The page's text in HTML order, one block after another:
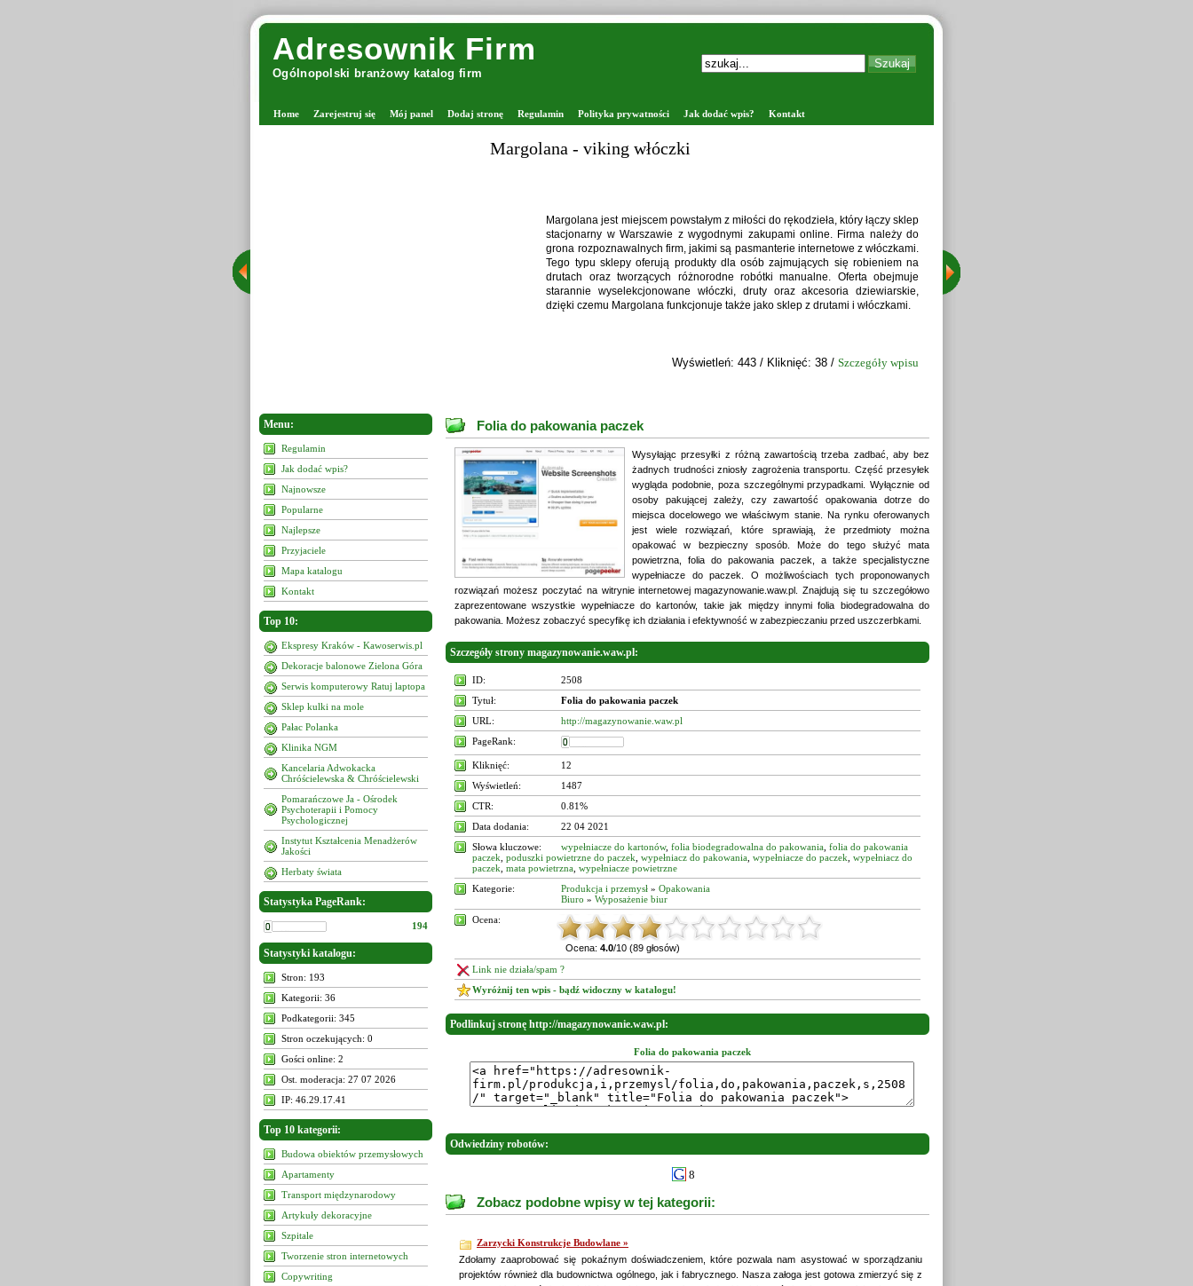
Adresownik Firm
Ogólnopolski branżowy katalog firm
Home Zarejestruj się Mój panel Dodaj stronę Regulamin Polityka prywatności Jak dodać wpis? Kontakt
Zaprawiarki do nasion - FORTPOL
Spółka Fortpol to autoryzowany dystrybutor Petkus Technologie w Polsce,
oferujący pełne wsparcie dla rolnictwa w zakresie czyszczenia i
magazynowania ziarna. W naszej ofercie znajdują się nowoczesne maszyny,
takie jak kłosownik, wialnia Petkus, suszarnie do zbóż, zaprawiarki do nasion
oraz silosy Petkus. Dostarczamy również sita do zbóż, umożliwiając pełne
wyposażenie ciągów produkcyjnych. Zajmujemy się projektowaniu, montażu i
serwisie urządzeń, dopasowując rozwiązania do wymagań klientów.
Wyświetleń: 365 / Kliknięć: 42 /Szczegóły wpisu
Menu:
Regulamin
Jak dodać wpis?
Najnowsze
Popularne
Najlepsze
Przyjaciele
Mapa katalogu
Kontakt
Top 10:
Ekspresy Kraków - Kawoserwis.pl
Dekoracje balonowe Zielona Góra
Serwis komputerowy Ratuj laptopa
Sklep kulki na mole
Pałac Polanka
Klinika NGM
Kancelaria Adwokacka
Chróścielewska & Chróścielewski
Pomarańczowe Ja - Ośrodek
Psychoterapii i Pomocy
Psychologicznej
Instytut Kształcenia Menadżerów
Jakości
Herbaty świata
Statystyka PageRank:
194
Statystyki katalogu:
Stron: 193
Kategorii: 36
Podkategorii: 345
Stron oczekujących: 0
Gości online: 2
Ost. moderacja: 27 07 2026
IP: 46.29.17.41
Top 10 kategorii:
Budowa obiektów przemysłowych
Apartamenty
Transport międzynarodowy
Artykuły dekoracyjne
Szpitale
Tworzenie stron internetowych
Copywriting
Folia do pakowania paczek
Wysyłając przesyłki z różną zawartością trzeba zadbać, aby bez
żadnych trudności zniosły zagrożenia transportu. Część przesyłek
wygląda podobnie, poza szczególnymi przypadkami. Wyłącznie od
osoby pakującej zależy, czy zawartość opakowania dotrze do
miejsca docelowego we właściwym stanie. Na rynku oferowanych
jest wiele rozwiązań, które sprawiają, że przedmioty można
opakować w bezpieczny sposób. Może do tego służyć mata
powietrzna, folia do pakowania paczek, a także specjalistyczne
wypełniacze do paczek. O możliwościach tych proponowanych
rozwiązań możesz poczytać na witrynie internetowej magazynowanie.waw.pl. Znajdują się tu szczegółowo
zaprezentowane wszystkie wypełniacze do kartonów, takie jak między innymi folia biodegradowalna do
pakowania. Możesz zobaczyć specyfikę ich działania i efektywność w zabezpieczaniu przed uszczerbkami.
Szczegóły strony magazynowanie.waw.pl:
ID:
2508
Tytuł:
Folia do pakowania paczek
URL:
http://magazynowanie.waw.pl
PageRank:
Kliknięć:
12
Wyświetleń:
1487
CTR:
0.81%
Data dodania:
22 04 2021
Słowa kluczowe:
wypełniacze do kartonów, folia biodegradowalna do pakowania folia do pakowania
paczek poduszki powietrzne do paczek wypełniacz do pakowania wypełniacze do paczek wypełniacz do
paczek mata powietrzna wypełniacze powietrzne
Kategorie:
Produkcja i przemysł » Opakowania
Biuro » Wyposażenie biur
Ocena:
Ocena: 4.0/10 (89 głosów)
Link nie działa/spam ?
Wyróżnij ten wpis - bądź widoczny w katalogu!
Podlinkuj stronę http://magazynowanie.waw.pl:
Folia do pakowania paczek
Odwiedziny robotów:
8
Zobacz podobne wpisy w tej kategorii:
Zarzycki Konstrukcje Budowlane »
Zdołamy zaaprobować się pokaźnym doświadczeniem, które pozwala nam asystować w sporządzaniu
projektów również dla budownictwa ogólnego, jak i fabrycznego. Nasza załoga jest gotowa zmierzyć się z